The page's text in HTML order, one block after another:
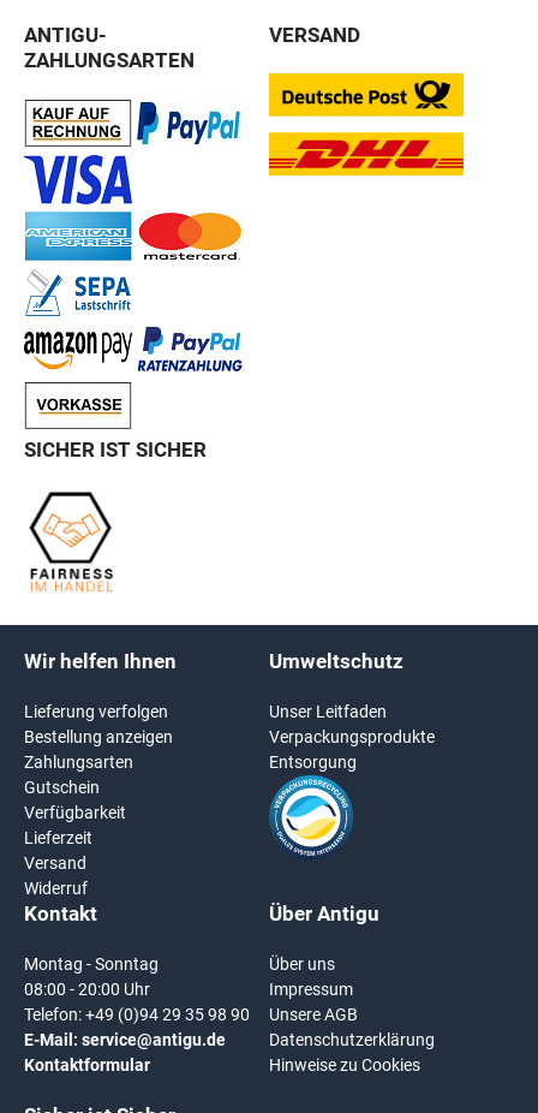
ANTIGU-
ZAHLUNGSARTEN
VERSAND
SICHER IST SICHER
Wir helfen Ihnen
Lieferung verfolgen
Bestellung anzeigen
Zahlungsarten
Gutschein
Verfügbarkeit
Lieferzeit
Versand
Widerruf
Umweltschutz
Unser Leitfaden
Verpackungsprodukte
Entsorgung
Kontakt
Montag - Sonntag
08:00 - 20:00 Uhr
Telefon:+49 (0)94 29 35 98 90
E-Mail: service@antigu.de
Kontaktformular
Über Antigu
Über uns
Impressum
Unsere AGB
Datenschutzerklärung
Hinweise zu Cookies